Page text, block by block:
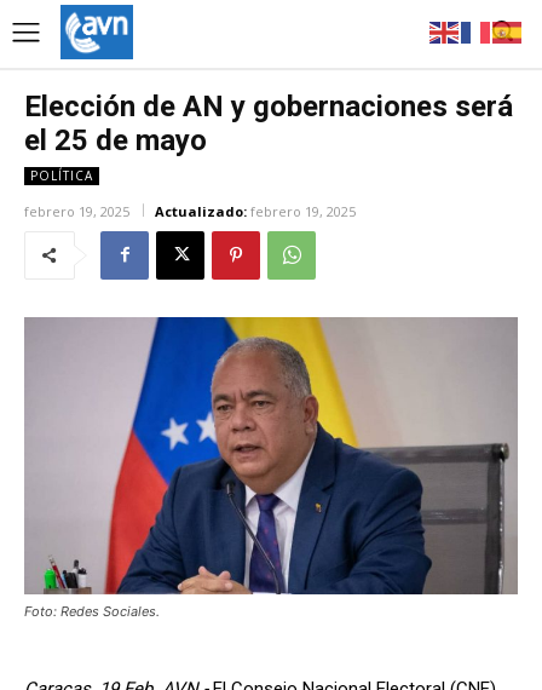
Elección de AN y gobernaciones será
el 25 de mayo
POLÍTICA
febrero 19, 2025 Actualizado: febrero 19, 2025
Foto: Redes Sociales.